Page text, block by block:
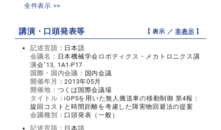
全件表示 >>
講演・口頭発表等 【 表示 ／非表示 】
記述言語： 日本語
会議名： 日本機械学会ロボティクス・メカトロニクス講
演会'13, 1A1-P17
国際・国内会議： 国内会議
開催年月：2013年05月
開催地： つくば国際会議場
タイトル：iGPSを用いた無人搬送車の移動制御 第4報：
旋回コストと時間距離を考慮した障害物回避法の提案
会議種別： 口頭発表（一般）
記述言語： 日本語